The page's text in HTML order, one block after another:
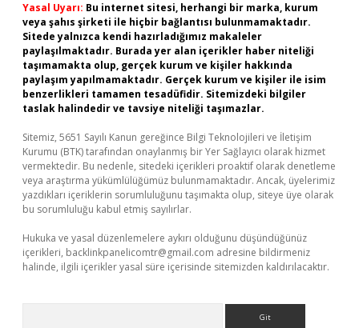
Yasal Uyarı: Bu internet sitesi, herhangi bir marka, kurum
veya şahıs şirketi ile hiçbir bağlantısı bulunmamaktadır.
Sitede yalnızca kendi hazırladığımız makaleler
paylaşılmaktadır. Burada yer alan içerikler haber niteliği
taşımamakta olup, gerçek kurum ve kişiler hakkında
paylaşım yapılmamaktadır. Gerçek kurum ve kişiler ile isim
benzerlikleri tamamen tesadüfidir. Sitemizdeki bilgiler
taslak halindedir ve tavsiye niteliği taşımazlar.
Sitemiz, 5651 Sayılı Kanun gereğince Bilgi Teknolojileri ve İletişim
Kurumu (BTK) tarafından onaylanmış bir Yer Sağlayıcı olarak hizmet
vermektedir. Bu nedenle, sitedeki içerikleri proaktif olarak denetleme
veya araştırma yükümlülüğümüz bulunmamaktadır. Ancak, üyelerimiz
yazdıkları içeriklerin sorumluluğunu taşımakta olup, siteye üye olarak
bu sorumluluğu kabul etmiş sayılırlar.
Hukuka ve yasal düzenlemelere aykırı olduğunu düşündüğünüz
içerikleri, backlinkpanelicomtr@gmail.com adresine bildirmeniz
halinde, ilgili içerikler yasal süre içerisinde sitemizden kaldırılacaktır.